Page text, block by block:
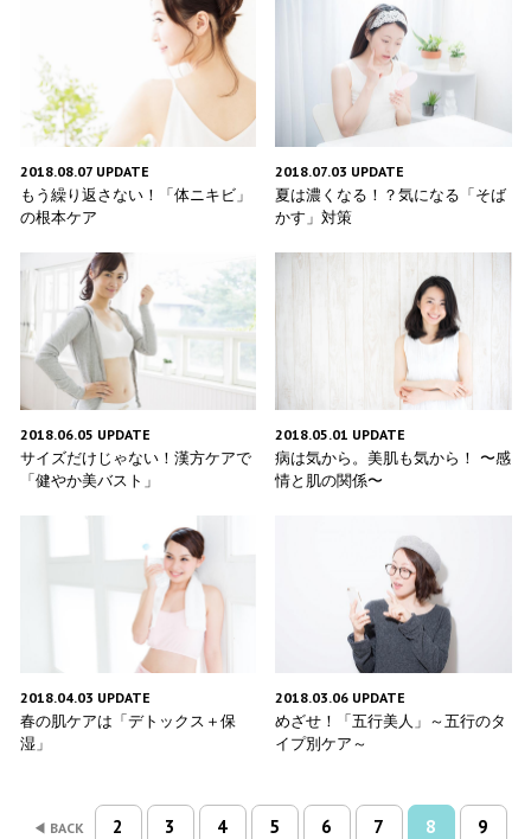
2018.08.07 UPDATE
もう繰り返さない！「体ニキビ」
の根本ケア
2018.07.03 UPDATE
夏は濃くなる！？気になる「そば
かす」対策
2018.06.05 UPDATE
サイズだけじゃない！漢方ケアで
「健やか美バスト」
2018.05.01 UPDATE
病は気から。美肌も気から！ 〜感
情と肌の関係〜
2018.04.03 UPDATE
春の肌ケアは「デトックス＋保
湿」
2018.03.06 UPDATE
めざせ！「五行美人」～五行のタ
イプ別ケア～
BACK 2 3 4 5 6 7 8 9